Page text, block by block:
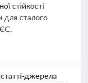
стійкості
сталого
ЄС.
джерела